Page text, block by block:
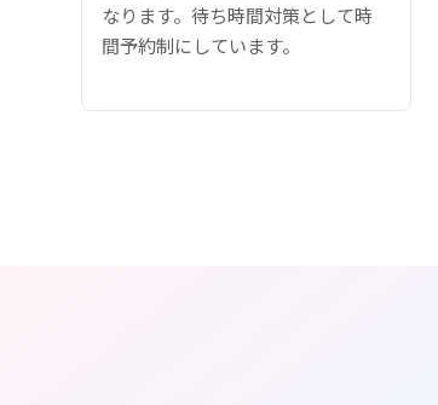
なります。待ち時間対策として時
間予約制にしています。